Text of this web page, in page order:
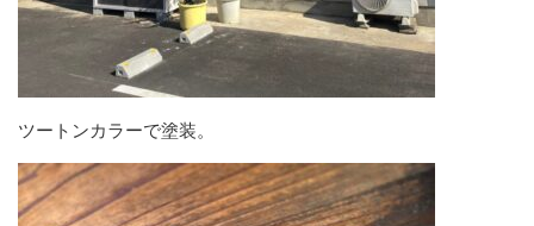
ツートンカラーで塗装。